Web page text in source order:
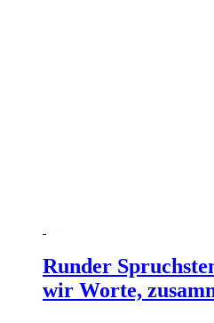
Runder
wir Worte,